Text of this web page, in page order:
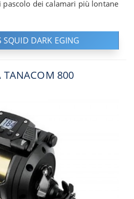
pascolo dei calamari più lontane
SQUID DARK EGING
TANACOM 800